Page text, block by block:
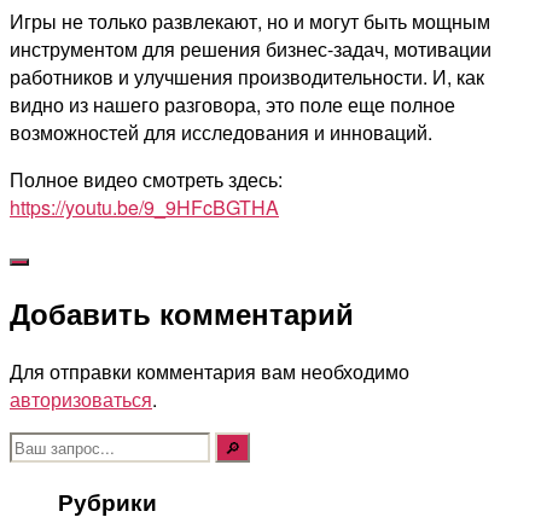
Игры не только развлекают, но и могут быть мощным
инструментом для решения бизнес-задач, мотивации
работников и улучшения производительности. И, как
видно из нашего разговора, это поле еще полное
возможностей для исследования и инноваций.
Полное видео смотреть здесь:
https://youtu.be/9_9HFcBGTHA
Добавить комментарий
Для отправки комментария вам необходимо
авторизоваться.
Поиск:
Рубрики